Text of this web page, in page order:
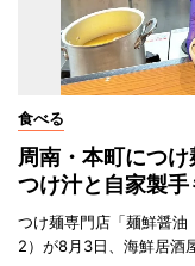
食べる
周南・本町につ
つけ汁と自家製手
つけ麺専門店「麺鮮醤
2）が8月3日、海鮮居酒